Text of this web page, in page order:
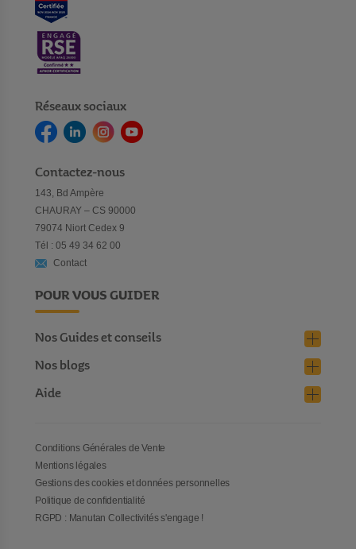
Réseaux sociaux
Contactez-nous
143, Bd Ampère
CHAURAY – CS 90000
79074 Niort Cedex 9
Tél : 05 49 34 62 00
Contact
POUR VOUS GUIDER
Nos Guides et conseils
Nos blogs
Aide
Conditions Générales de Vente
Mentions légales
Gestions des cookies et données personnelles
Politique de confidentialité
RGPD : Manutan Collectivités s'engage !